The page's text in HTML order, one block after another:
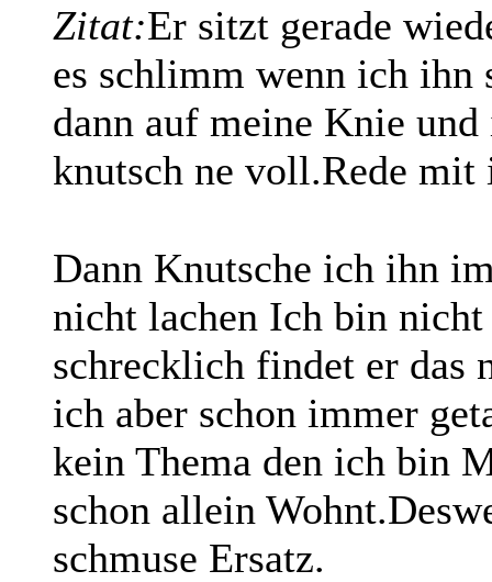
Zitat:Er sitzt gerade
es schlimm wenn ich ihn
dann auf meine Knie
knutsch ne voll.Rede
Dann Knutsche ich ihn
nicht lachen Ich bin
schrecklich findet er das
ich aber schon immer
kein Thema den ich bin
schon allein
schmuse Ersatz.